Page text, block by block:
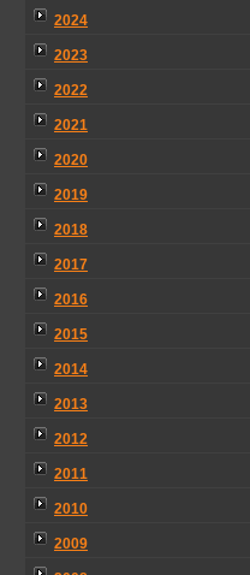
2024
2023
2022
2021
2020
2019
2018
2017
2016
2015
2014
2013
2012
2011
2010
2009